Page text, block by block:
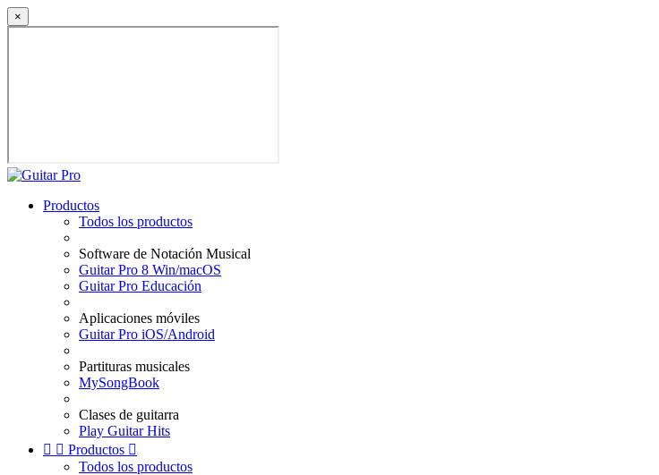
×
Productos
Todos los productos
Software de Notación Musical
Guitar Pro 8 Win/macOS
Guitar Pro Educación
Aplicaciones móviles
Guitar Pro iOS/Android
Partituras musicales
MySongBook
Clases de guitarra
Play Guitar Hits
  Productos 
Todos los productos